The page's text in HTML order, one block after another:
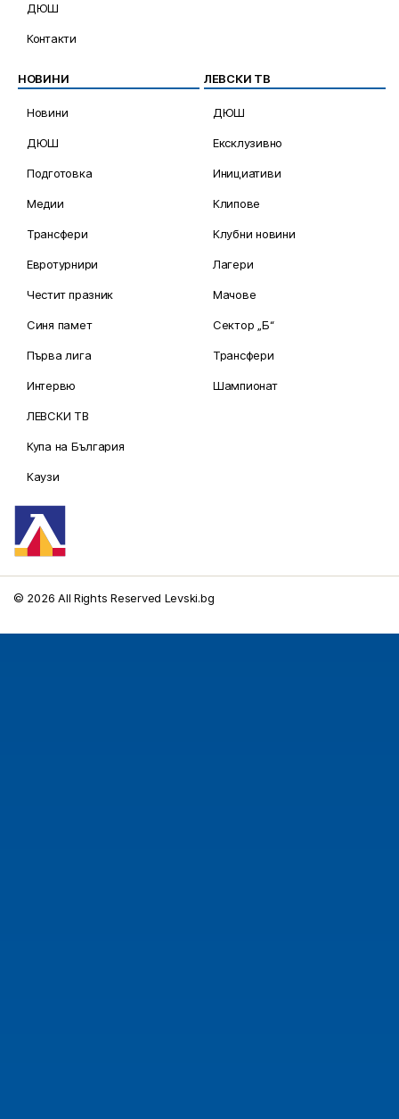
ДЮШ
Контакти
НОВИНИ
Новини
ДЮШ
Подготовка
Медии
Трансфери
Евротурнири
Честит празник
Синя памет
Първа лига
Интервю
ЛЕВСКИ ТВ
Купа на България
Каузи
ЛЕВСКИ ТВ
ДЮШ
Ексклузивно
Инициативи
Клипове
Клубни новини
Лагери
Мачове
Сектор „Б“
Трансфери
Шампионат
© 2026 All Rights Reserved Levski.bg